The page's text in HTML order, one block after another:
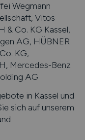
Wegmann
Vitos
& Co. KG Kassel,
AG, HÜBNER
KG,
Mercedes-Benz
AG
in Kassel und
sich auf unserem